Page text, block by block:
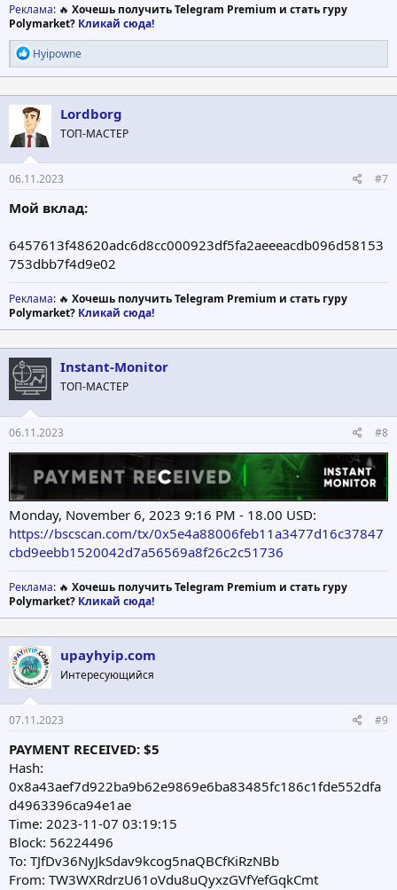
Реклама: 🔥 Хочешь получить Telegram Premium и стать гуру
Polymarket? Кликай сюда!
Р
е
а
к
ц
и
и
Hyipowne
Lordborg
ТОП-МАСТЕР
06.11.2023 #7
Мой вклад:
6457613f48620adc6d8cc000923df5fa2aeeeacdb096d58153
753dbb7f4d9e02
Реклама: 🔥 Хочешь получить Telegram Premium и стать гуру
Polymarket? Кликай сюда!
Instant-Monitor
ТОП-МАСТЕР
06.11.2023 #8
Monday, November 6, 2023 9:16 PM - 18.00 USD:
https://bscscan.com/tx/0x5e4a88006feb11a3477d16c37847
cbd9eebb1520042d7a56569a8f26c2c51736
Реклама: 🔥 Хочешь получить Telegram Premium и стать гуру
Polymarket? Кликай сюда!
upayhyip.com
Интересующийся
07.11.2023 #9
PAYMENT RECEIVED: $5
Hash:
0x8a43aef7d922ba9b62e9869e6ba83485fc186c1fde552dfa
d4963396ca94e1ae
Time: 2023-11-07 03:19:15
Block: 56224496
To: TJfDv36NyJkSdav9kcog5naQBCfKiRzNBb
From: TW3WXRdrzU61oVdu8uQyxzGVfYefGqkCmt